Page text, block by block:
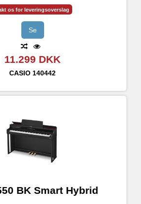
os for leveringsoverslag
Se
11.299 DKK
CASIO 140442
BK Smart Hybrid